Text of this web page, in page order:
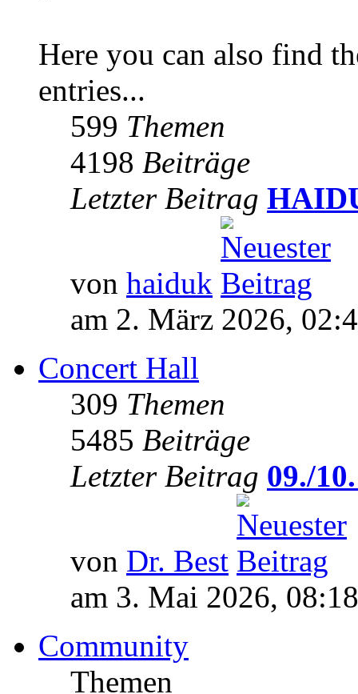
Here you can also find
entries...
599 Themen
4198 Beiträge
Letzter Beitrag
von haiduk
am 2. März 2026,
Concert Hall
309 Themen
5485 Beiträge
Letzter Beitrag 09./
von Dr. Best
am 3. Mai 2026, 08:18
Community
Themen